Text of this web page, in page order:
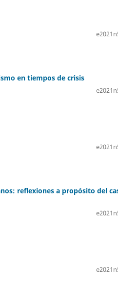
en tiempos de crisis
reflexiones a propósito del